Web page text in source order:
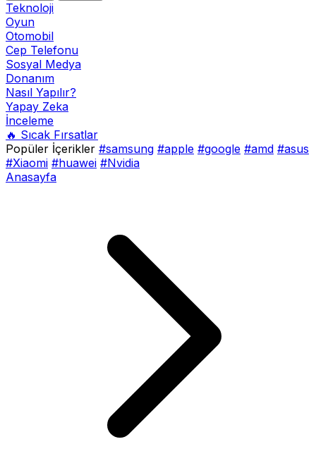
Teknoloji
Oyun
Otomobil
Cep Telefonu
Sosyal Medya
Donanım
Nasıl Yapılır?
Yapay Zeka
İnceleme
🔥 Sıcak Fırsatlar
Popüler İçerikler #samsung #apple #google #amd #asus
#Xiaomi #huawei #Nvidia
Anasayfa